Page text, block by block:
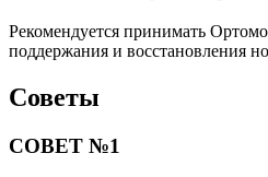
Рекомендуется принимать
поддержания и восстановления
Советы
СОВЕТ №1